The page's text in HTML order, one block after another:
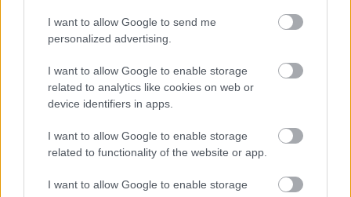
I want to allow Google to send me
personalized advertising.
I want to allow Google to enable storage
related to analytics like cookies on web or
device identifiers in apps.
I want to allow Google to enable storage
related to functionality of the website or app.
I want to allow Google to enable storage
megközelítőleg sem olyan rémisztőek, mint egy
gyermekét vesztett édesanya bosszúja, aki a fúriák
ősi dühét szabadítja az Álmok Fejedelmére. És ha…